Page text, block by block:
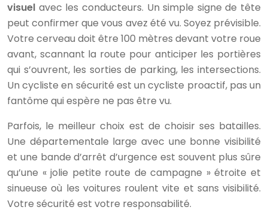
visuel avec les conducteurs. Un simple signe de tête
peut confirmer que vous avez été vu. Soyez prévisible.
Votre cerveau doit être 100 mètres devant votre roue
avant, scannant la route pour anticiper les portières
qui s’ouvrent, les sorties de parking, les intersections.
Un cycliste en sécurité est un cycliste proactif, pas un
fantôme qui espère ne pas être vu.
Parfois, le meilleur choix est de choisir ses batailles.
Une départementale large avec une bonne visibilité
et une bande d’arrêt d’urgence est souvent plus sûre
qu’une « jolie petite route de campagne » étroite et
sinueuse où les voitures roulent vite et sans visibilité.
Votre sécurité est votre responsabilité.